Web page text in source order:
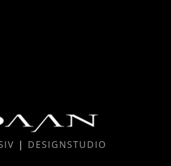
| DESIGNSTUDIO